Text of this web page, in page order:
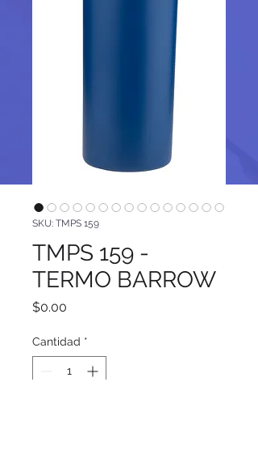
SKU: TMPS 159
TMPS 159 -
TERMO BARROW
$0.00
Cantidad *